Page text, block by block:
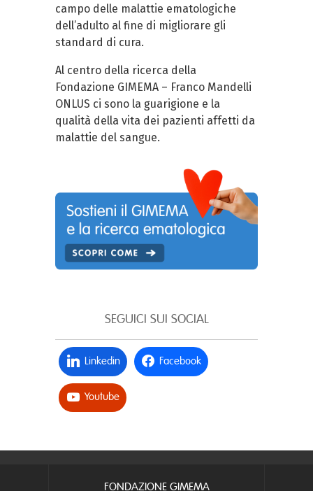
campo delle malattie ematologiche
dell’adulto al fine di migliorare gli
standard di cura.
Al centro della ricerca della
Fondazione GIMEMA – Franco Mandelli
ONLUS ci sono la guarigione e la
qualità della vita dei pazienti affetti da
malattie del sangue.
SEGUICI SUI SOCIAL
Linkedin Facebook
Youtube
FONDAZIONE GIMEMA